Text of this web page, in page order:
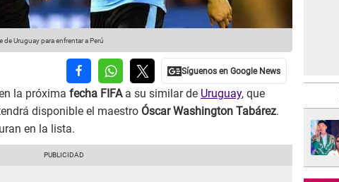
Uruguay para enfrentar a Perú
la próxima fecha FIFAa su similar de Uruguay, que
disponible el maestro Óscar Washington Tabárez.
en la lista.